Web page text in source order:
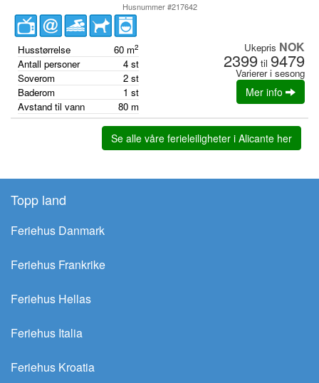
Husnummer #217642
Husstørrelse 60 m2
Antall personer 4 st
Soverom
2 st
Baderom
1 st
Avstand til vann
80 m
Ukepris NOK
2399 til 9479
Varierer i sesong
Mer info
Se alle våre ferieleiligheter i Alicante her
Topp land
Feriehus Danmark
Feriehus Frankrike
Feriehus Hellas
Feriehus Italia
Feriehus Kroatia